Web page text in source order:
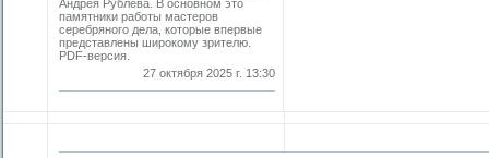
Андрея Рублева. В основном это
памятники работы мастеров
серебряного дела, которые впервые
представлены широкому зрителю.
PDF-версия.
27 октября 2025 г. 13:30